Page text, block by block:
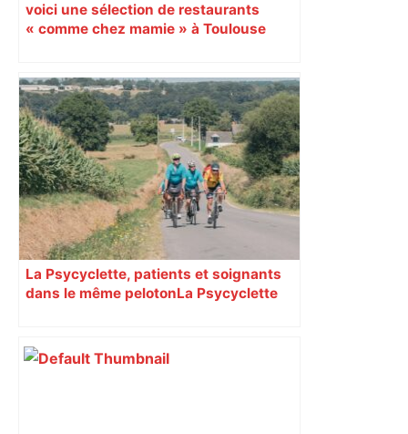
voici une sélection de restaurants
« comme chez mamie » à Toulouse
La Psycyclette, patients et soignants
dans le même peloton​​​​​​ La Psycyclette
vivant avec des troubles psychiques,
des soignants et des cyclotouristes.